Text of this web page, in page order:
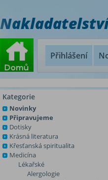
Nakladatelství
Přihlášení
Kategorie
Novinky
Připravujeme
Dotisky
Krásná literatura
Křesťanská spiritualita
Medicína
Lékařské
Alergologie